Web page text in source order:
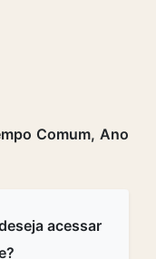
Comum, Ano
acessar